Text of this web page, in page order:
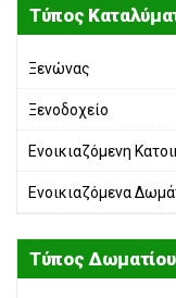
Τύπος
Ξενώνας
Ξενοδοχείο
Ενοικιαζόμενη
Ενοικιαζόμενα
Τύπος Δωματίου